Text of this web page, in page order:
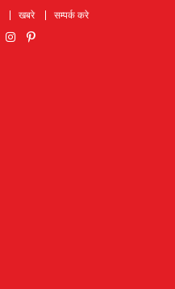
खबरे सम्पर्क करे